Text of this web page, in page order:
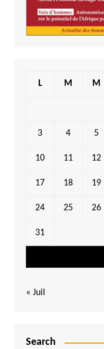
L M M
3 4 5
10 11 12
17 18 19
24 25 26
31
« Juil
Search